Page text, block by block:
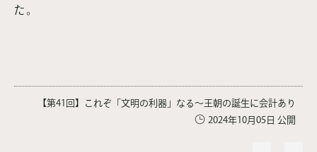
た。
【第41回】これぞ「文明の利器」なる～王朝の誕生に会計あり
2024年10月05日 公開